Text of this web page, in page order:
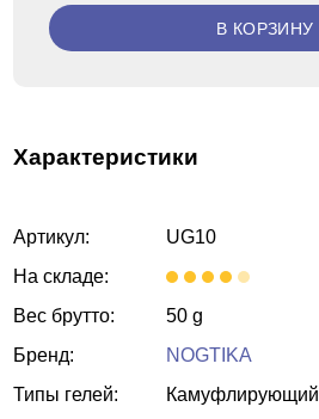
В КОРЗИНУ
Характеристики
Артикул:
UG10
На складе:
Вес брутто:
50 g
Бренд:
NOGTIKA
Типы гелей:
Камуфлирующий